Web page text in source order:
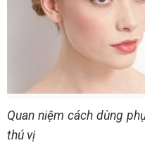
Quan niệm cách dùng
thú vị